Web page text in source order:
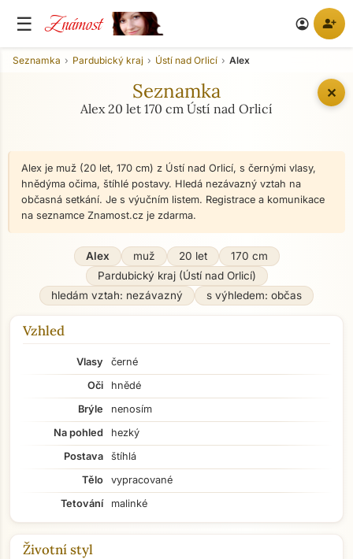
☰ Známost account_circle person_add
✕
Seznamka Pardubický kraj Ústí nad Orlicí Alex
Seznamka
Alex 20 let 170 cm Ústí nad Orlicí
Alex je muž (20 let, 170 cm) z Ústí nad Orlicí, s černými vlasy,
hnědýma očima, štíhlé postavy. Hledá nezávazný vztah na
občasná setkání. Je s výučním listem. Registrace a komunikace
na seznamce Znamost.cz je zdarma.
Alex muž 20 let
170 cm
Pardubický kraj (Ústí nad Orlicí)
hledám vztah: nezávazný
s výhledem: občas
Vzhled
Vlasy
černé
Oči
hnědé
Brýle
nenosím
Na pohled
hezký
Postava
štíhlá
Tělo
vypracované
Tetování
malinké
Životní styl